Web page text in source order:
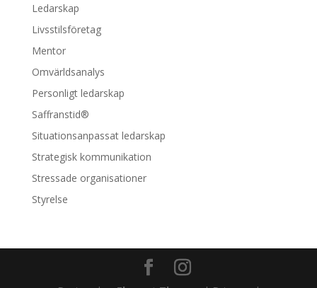
Ledarskap
Livsstilsföretag
Mentor
Omvärldsanalys
Personligt ledarskap
Saffranstid®
Situationsanpassat ledarskap
Strategisk kommunikation
Stressade organisationer
Styrelse